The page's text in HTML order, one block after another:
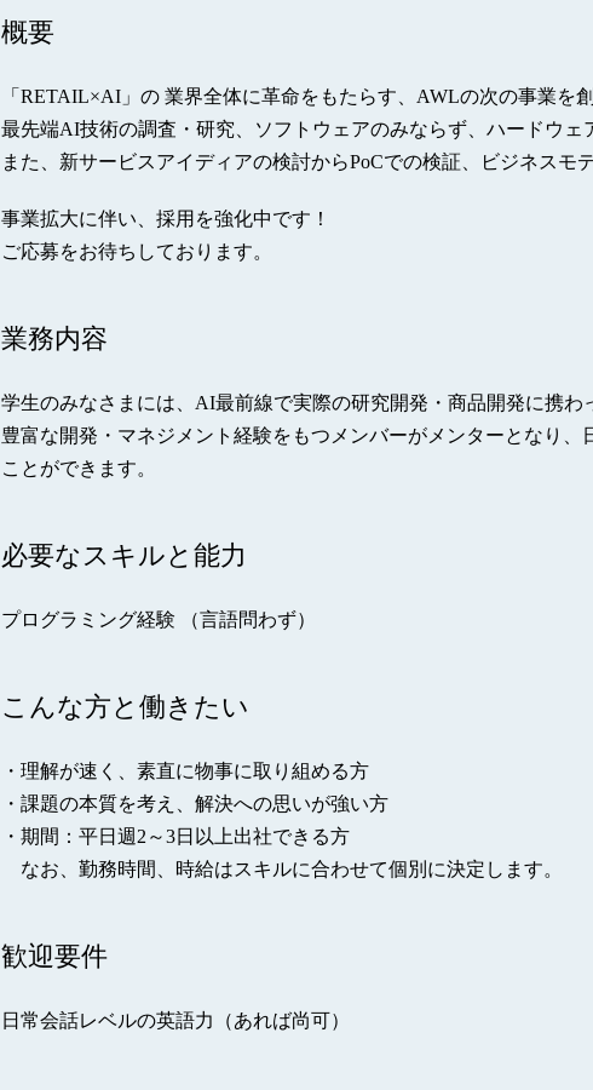
概要
「RETAIL×AI」の 業界全体に革命をもたらす、AWLの次の事業を
最先端AI技術の調査・研究、ソフトウェアのみならず、ハードウェ
また、新サービスアイディアの検討からPoCでの検証、ビジネス
事業拡大に伴い、採用を強化中です！
ご応募をお待ちしております。
業務内容
学生のみなさまには、AI最前線で実際の研究開発・商品開発に携
豊富な開発・マネジメント経験をもつメンバーがメンターとなり
ことができます。
必要なスキルと能力
プログラミング経験 （言語問わず）
こんな方と働きたい
・理解が速く、素直に物事に取り組める方
・課題の本質を考え、解決への思いが強い方
・期間：平日週2～3日以上出社できる方
なお、勤務時間、時給はスキルに合わせて個別に決定します。
歓迎要件
日常会話レベルの英語力（あれば尚可）